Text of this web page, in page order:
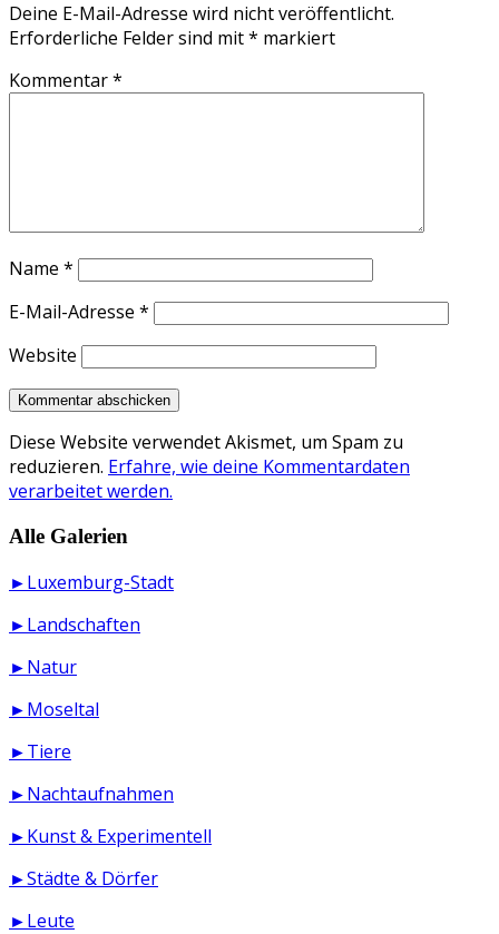
Deine E-Mail-Adresse wird nicht veröffentlicht.
Erforderliche Felder sind mit* markiert
Kommentar*
Name *
E-Mail-Adresse *
Website
Diese Website verwendet Akismet, um Spam zu
reduzieren. Erfahre, wie deine Kommentardaten
verarbeitet werden.
Alle Galerien
►Luxemburg-Stadt
►Landschaften
►Natur
►Moseltal
►Tiere
►Nachtaufnahmen
►Kunst & Experimentell
►Städte & Dörfer
►Leute